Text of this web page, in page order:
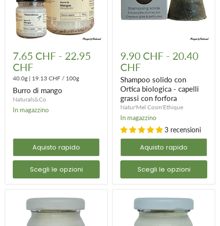
di
mango
7.65 CHF - 22.95
CHF
40.0g | 19.13 CHF / 100g
Burro di mango
Naturals&Co
In magazzino
Aquisto rapido
Scegli le opzioni
solido
con
Ortica
biologica
capelli
grassi
con
forfora
9.90 CHF - 20.40
CHF
Shampoo solido con
Ortica biologica - capelli
grassi con forfora
Natur'Mel Cosm'Ethique
In magazzino
3 recensioni
Aquisto rapido
Scegli le opzioni